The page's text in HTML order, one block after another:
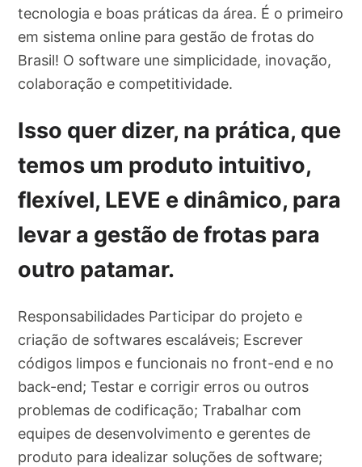
tecnologia e boas práticas da área. É o primeiro
em sistema online para gestão de frotas do
Brasil! O software une simplicidade, inovação,
colaboração e competitividade.
Isso quer dizer, na prática, que
temos um produto intuitivo,
flexível, LEVE e dinâmico, para
levar a gestão de frotas para
outro patamar.
Responsabilidades Participar do projeto e
criação de softwares escaláveis; Escrever
códigos limpos e funcionais no front-end e no
back-end; Testar e corrigir erros ou outros
problemas de codificação; Trabalhar com
equipes de desenvolvimento e gerentes de
produto para idealizar soluções de software;